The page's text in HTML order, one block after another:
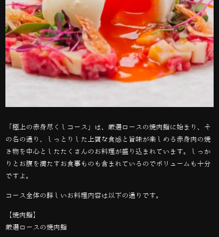
「極上の赤身尽くしコース」は、厳選ロースの焼肉鮨に始まり、そ
の名の通り、しっとりした上質な食感と旨味が楽しめる赤身肉の焼
き物を中心としたたくさんのお料理が盛り込まれています。しっか
りとお腹を満たすお食事ものも含まれているのでボリュームも十分
ですよ。
コース全体の詳しいお料理内容は以下の通りです。
【焼肉鮨】
厳選ロースの焼肉鮨